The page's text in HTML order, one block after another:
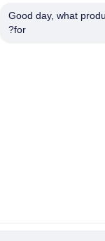
Good day, what
for?